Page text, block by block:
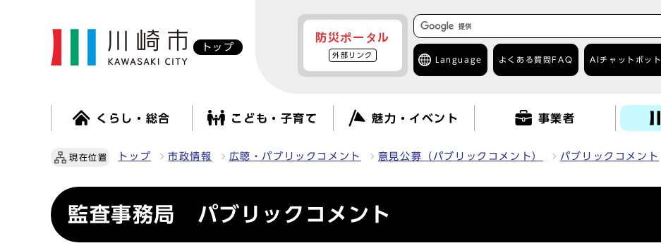
トップ
防災ポータル
外部リンク
Language よくある質問 FAQ AIチャットボット
くらし・総合 こども・子育て 魅力・イベント 事業者
現在位置 トップ 市政情報 広聴・パブリックコメント 意見公募（パブリックコメント） パブリックコメント
監査事務局 パブリックコメント